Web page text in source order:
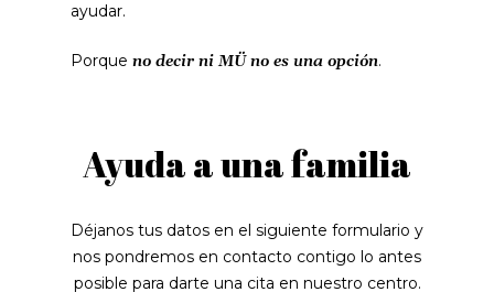
ayudar.
Porque no decir ni MÜ no es una opción.
Ayuda a una familia
Déjanos tus datos en el siguiente formulario y
nos pondremos en contacto contigo lo antes
posible para darte una cita en nuestro centro.